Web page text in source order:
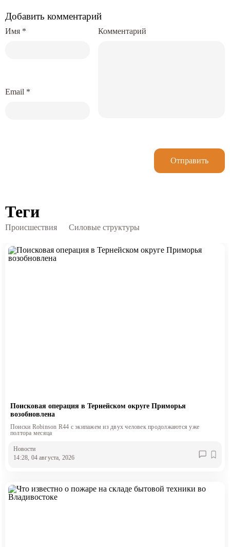
Добавить комментарий
Комментарий
Имя *
Email *
Отправить
Теги
Происшествия Силовые структуры
Поисковая операция в Тернейском округе Приморья
возобновлена
Поиски Robinson R44 с экипажем из двух человек продолжаются уже
полтора месяца
Новости
14:28, 04 августа, 2026